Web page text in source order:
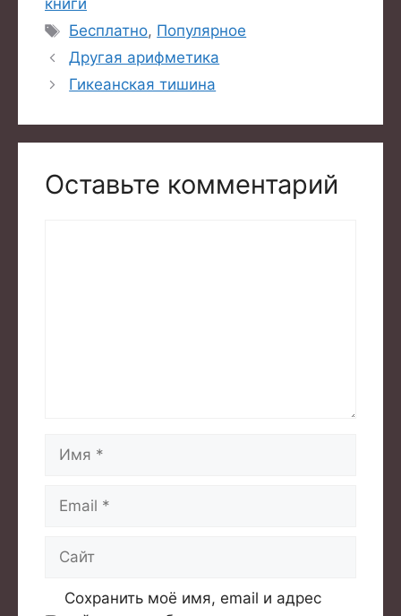
книги
Метки
Бесплатно, Популярное
Другая арифметика
Гикеанская тишина
Оставьте комментарий
Имя
Email
Сайт
Сохранить моё имя, email и адрес